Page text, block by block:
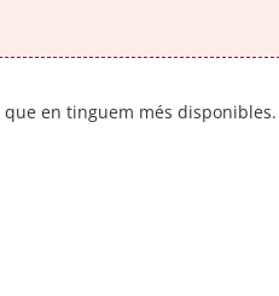
en tinguem més